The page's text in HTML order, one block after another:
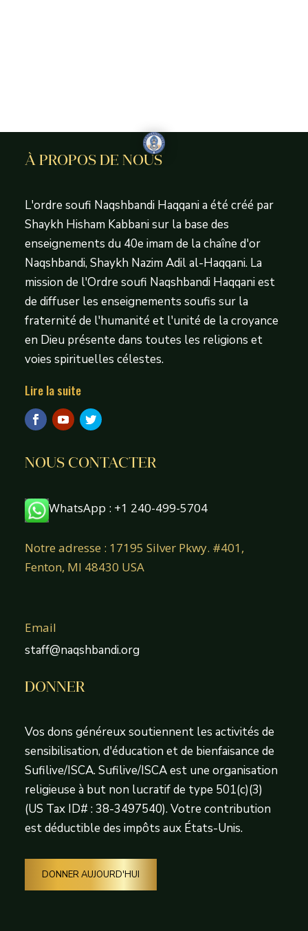
À PROPOS DE NOUS
L'ordre soufi Naqshbandi Haqqani a été créé par
Shaykh Hisham Kabbani sur la base des
enseignements du 40e imam de la chaîne d'or
Naqshbandi, Shaykh Nazim Adil al-Haqqani. La
mission de l'Ordre soufi Naqshbandi Haqqani est
de diffuser les enseignements soufis sur la
fraternité de l'humanité et l'unité de la croyance
en Dieu présente dans toutes les religions et
voies spirituelles célestes.
Lire la suite
NOUS CONTACTER
WhatsApp : +1 240-499-5704
Notre adresse : 17195 Silver Pkwy. #401,
Fenton, MI 48430 USA
Email
staff@naqshbandi.org
DONNER
Vos dons généreux soutiennent les activités de
sensibilisation, d'éducation et de bienfaisance de
Sufilive/ISCA. Sufilive/ISCA est une organisation
religieuse à but non lucratif de type 501(c)(3)
(US Tax ID# : 38-3497540). Votre contribution
est déductible des impôts aux États-Unis.
DONNER AUJOURD'HUI